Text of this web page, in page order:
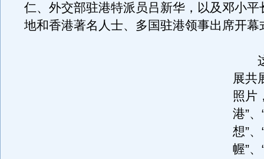
仁、外交部驻港特派员吕新华，以及邓小平
地和香港著名人士、多国驻港领事出席开幕
这
展共
照片
港”
想”
幄”